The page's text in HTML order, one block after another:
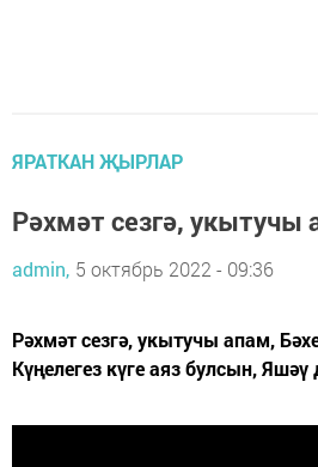
ЯРАТКАН ҖЫРЛАР
Рәхмәт сезгә, укытучы
admin, 5 октябрь 2022 - 09:36
Рәхмәт сезгә, укытучы апам,
Күңелегез күге аяз булсын, Яшәү